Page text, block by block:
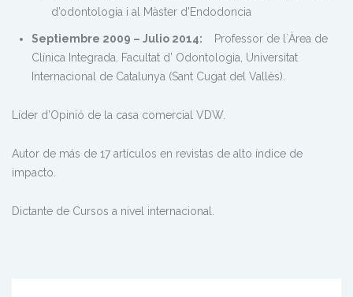
d’odontologia i al Màster d’Endodoncia
Septiembre 2009 – Julio 2014:
Professor de l`Àrea de
Clínica Integrada. Facultat d’ Odontologia, Universitat
Internacional de Catalunya (Sant Cugat del Vallès).
Líder d’Opinió de la casa comercial VDW.
Autor de más de 17 artículos en revistas de alto índice de
impacto.
Dictante de Cursos a nivel internacional.